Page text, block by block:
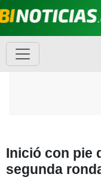
Inició con pie
segunda